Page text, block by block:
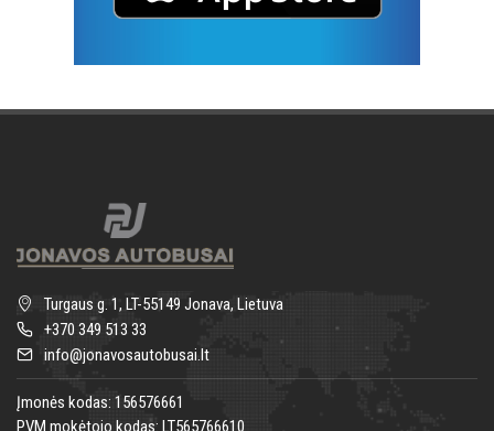
Turgaus g. 1, LT-55149 Jonava, Lietuva
+370 349 513 33
info@jonavosautobusai.lt
Įmonės kodas: 156576661
PVM mokėtojo kodas: LT565766610